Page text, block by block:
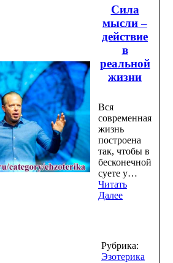
Сила
мысли –
действие
в
реальной
жизни
Вся
современная
жизнь
построена
так, чтобы в
бесконечной
суете у…
Читать
Далее
Рубрика:
Эзотерика